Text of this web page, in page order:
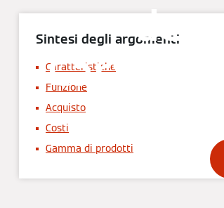
Sintesi degli argomenti
Caratteristiche
Funzione
Acquisto
Costi
Gamma di prodotti